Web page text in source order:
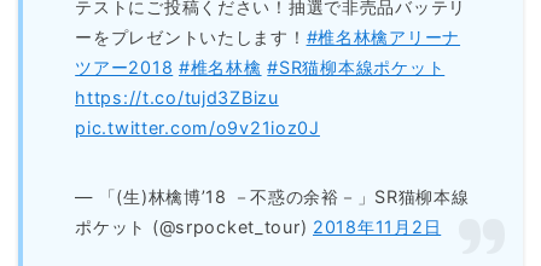
テストにご投稿ください！抽選で非売品バッテリ
ーをプレゼントいたします！ #椎名林檎アリーナ
ツアー2018 #椎名林檎 #SR猫柳本線ポケット
https://t.co/tujd3ZBizu
pic.twitter.com/o9v21ioz0J
— 「(生)林檎博’18 －不惑の余裕－」SR猫柳本線
ポケット (@srpocket_tour) 2018年11月2日